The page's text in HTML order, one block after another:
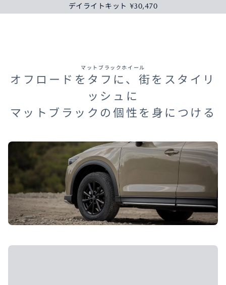
デイライトキット ¥30,470
マットブラックホイール
オフロードをタフに、街をスタイリ
ッシュに
マットブラックの個性を身につける